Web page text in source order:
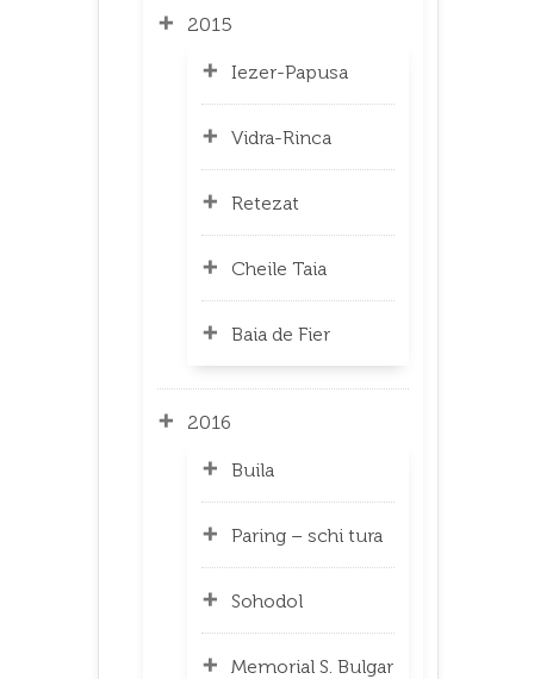
2015
Iezer-Papusa
Vidra-Rinca
Retezat
Cheile Taia
Baia de Fier
2016
Buila
Paring – schi tura
Sohodol
Memorial S. Bulgar